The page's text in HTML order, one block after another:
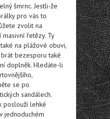
šmrnc. Jestli-že
pro vás to
zvolit na
řetězy. Ty
na plážové obuvi,
bezesporu také
doplněk. Hledáte-li
se po
sandálech.
poslouží lehké
jednoduchém